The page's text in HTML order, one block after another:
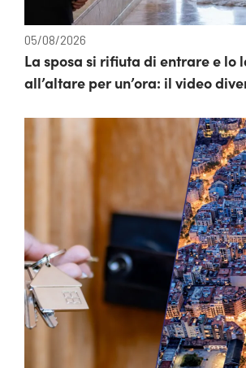
05/08/2026
La sposa si rifiuta di entrare e lo
all’altare per un’ora: il video